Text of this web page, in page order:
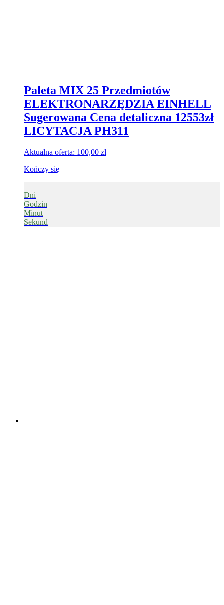
Paleta MIX 25 Przedmiotów
ELEKTRONARZĘDZIA EINHELL
Sugerowana Cena detaliczna 12553zł
LICYTACJA PH311
Aktualna oferta: 100,00 zł
Kończy się
Dni
Godzin
Minut
Sekund